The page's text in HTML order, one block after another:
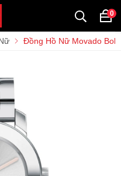
0
Đồng Hồ Nữ Movado